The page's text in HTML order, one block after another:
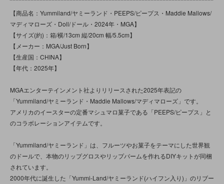
【商品名：Yummiland/ヤミーランド・PEEPS/ピープス・Maddie Mallows/
マディマローズ・Doll/ドール・2024年・MGA】
【サイズ(約)：箱/横/13cm 縦/20cm 幅/5.5cm】
【メーカー：MGA/Just Born】
【生産国：CHINA】
【年代：2025年】
MGAエンターテインメント社よりリリースされた2025年表記の
「Yummiland/ヤミーランド・Maddie Mallows/マディマローズ」です。
アメリカのイースターの定番マシュマロ菓子である「PEEPS/ピープス」と
のコラボレーションアイテムです。
「Yummiland/ヤミーランド」は、フルーツやお菓子をテーマにした世界観
のドールで、本物のリップグロスやリップバームを作れるDIYキットが同梱
されています。
2000年代に誕生した「Yummi-Land/ヤミーランド(ハイフン入り)」のリブー